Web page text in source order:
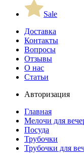
Sale
Доставка
Контакты
Вопросы
Отзывы
О нас
Статьи
Авторизация
Главная
Мелочи для
Посуда
Трубочки
Трубочки для